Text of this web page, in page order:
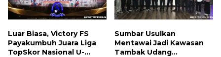
Luar Biasa, Victory FS
Payakumbuh Juara Liga
TopSkor Nasional U-
Sumbar Usulkan
Mentawai Jadi Kawasan
Tambak Udang